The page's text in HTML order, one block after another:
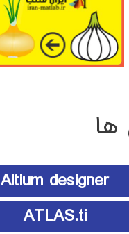
Altium designer
ATLAS.ti